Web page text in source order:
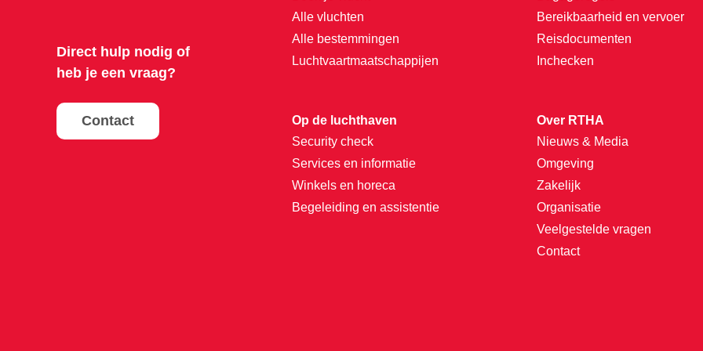
Direct hulp nodig of
heb je een vraag?
Contact
Alle vluchten
Alle bestemmingen
Luchtvaartmaatschappijen
Bereikbaarheid en vervoer
Reisdocumenten
Inchecken
Op de luchthaven
Security check
Services en informatie
Winkels en horeca
Begeleiding en assistentie
Over RTHA
Nieuws & Media
Omgeving
Zakelijk
Organisatie
Veelgestelde vragen
Contact